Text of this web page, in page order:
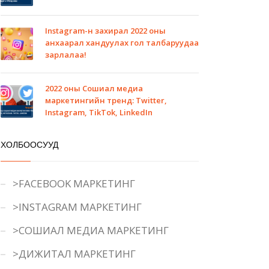
Instagram-н захирал 2022 оны
анхаарал хандуулах гол талбаруудаа
зарлалаа!
2022 оны Сошиал медиа
маркетингийн тренд: Twitter,
Instagram, TikTok, LinkedIn
ХОЛБООСУУД
>FACEBOOK МАРКЕТИНГ
>INSTAGRAM МАРКЕТИНГ
>СОШИАЛ МЕДИА МАРКЕТИНГ
>ДИЖИТАЛ МАРКЕТИНГ